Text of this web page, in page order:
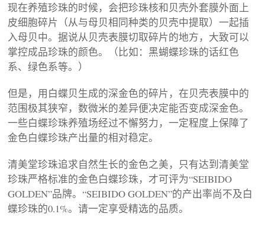
3
现在养殖珍珠的时候，会把珍珠核和贝壳外套膜外面上
皮细胞碎片（从与母贝相同种类的贝壳中提取）一起插
入母贝中。据说从贝壳表膜切取碎片的地方，大致可以
掌控成品珍珠的颜色。（比如：黑蝴蝶珍珠的话红色
系、绿色系等。）
但是，用白蝶贝生成的深金色的碎片，在贝壳表膜中的
范围极其狭窄，数微米的差异便决定能否变成深金色。
一些白蝶珍珠养殖场经过不懈努力，一定程度上保障了
金色白蝶珍珠产出量的相对稳定。
清美堂珍珠追求自然生长的金色之美，只有达到清美堂
珍珠严格标准的金色白蝶珍珠，才可评为“SEIBIDO
GOLDEN”品牌。“SEIBIDO GOLDEN”的产出率尚不及白
蝶珍珠的0.1%。请一定享受精选的品质。